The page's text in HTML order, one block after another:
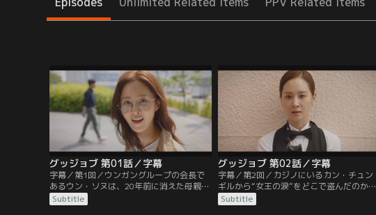
グッジョブ 第01話／字幕
字幕／第1回／ウンガングループの会長で
あるウン・ソヌは、20年前に消えた母親の
形見ともいえる“女王の涙”のことを独自に
調べていた。オークション会場から“女王
Subtitle
グッジョブ 第02話／字幕
字幕／第2回／カジノにいるカン・チュン
ギルから“女王の涙”をどこで盗んだのか聞
き出そうとしたソヌだったが、そこでバイ
トしていたセラに泥棒と間違われて2人と
Subtitle